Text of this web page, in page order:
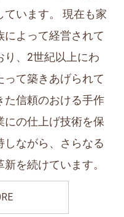
ています。 現在も家
によって経営されて
り、2世紀以上にわ
って築きあげられて
た信頼のおける手作
にの仕上げ技術を保
しながら、さらなる
新を続けています。